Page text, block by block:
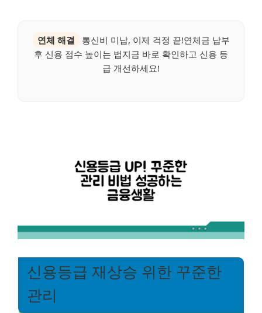
연체 해결
통신비 미납, 이제 걱정 끝!연체금 납부
후 신용 점수 높이는 법지금 바로 확인하고 신용 등
급 개선하세요!
신용등급 재상승 위한 꾸준한
관리